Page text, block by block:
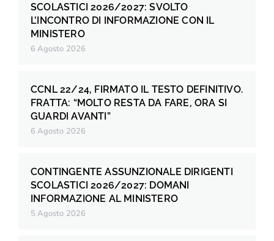
SCOLASTICI 2026/2027: SVOLTO
L’INCONTRO DI INFORMAZIONE CON IL
MINISTERO
6 Agosto 2026
CCNL 22/24, FIRMATO IL TESTO DEFINITIVO.
FRATTA: “MOLTO RESTA DA FARE, ORA SI
GUARDI AVANTI”
6 Agosto 2026
CONTINGENTE ASSUNZIONALE DIRIGENTI
SCOLASTICI 2026/2027: DOMANI
INFORMAZIONE AL MINISTERO
5 Agosto 2026